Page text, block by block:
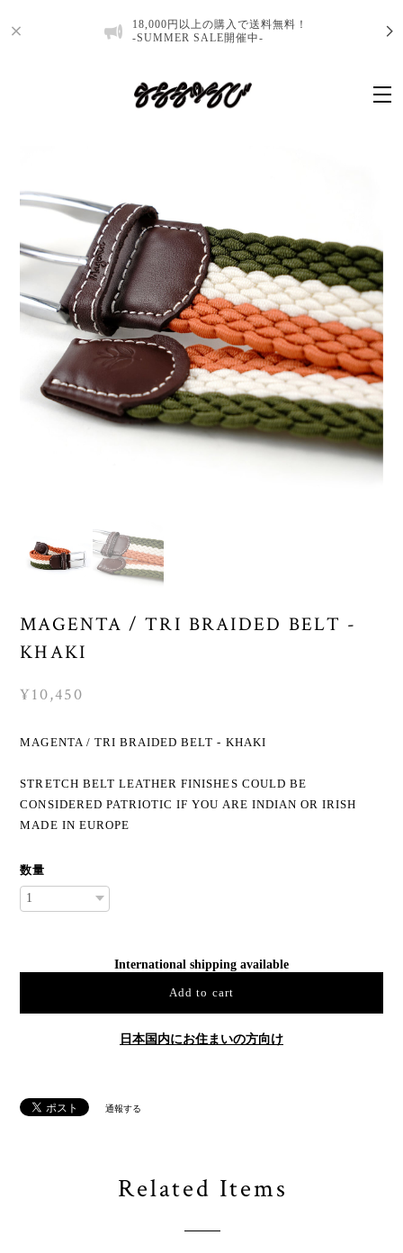
18,000円以上の購入で送料無料！
-SUMMER SALE開催中-
MAGENTA / TRI BRAIDED BELT -
KHAKI
¥10,450
MAGENTA / TRI BRAIDED BELT - KHAKI
STRETCH BELT LEATHER FINISHES COULD BE
CONSIDERED PATRIOTIC IF YOU ARE INDIAN OR IRISH
MADE IN EUROPE
数量
International shipping available
Add to cart
日本国内にお住まいの方向け
通報する
Related Items